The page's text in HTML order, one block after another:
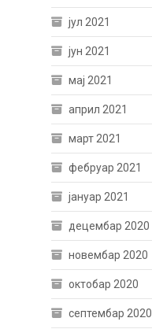
јул 2021
јун 2021
мај 2021
април 2021
март 2021
фебруар 2021
јануар 2021
децембар 2020
новембар 2020
октобар 2020
септембар 2020